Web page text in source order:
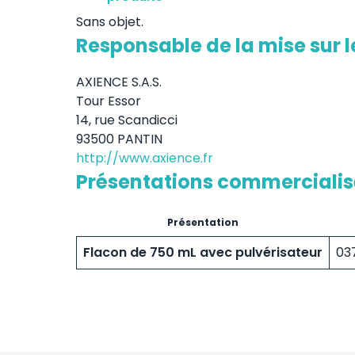
Sans objet.
Responsable de la mise sur
AXIENCE S.A.S.
Tour Essor
14, rue Scandicci
93500 PANTIN
http://www.axience.fr
Présentations
Présentation
Flacon de 750 mL avec pulvérisateur